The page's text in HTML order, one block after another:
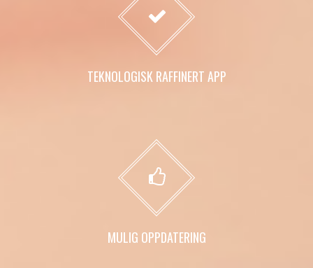
TEKNOLOGISK RAFFINERT APP
MULIG OPPDATERING